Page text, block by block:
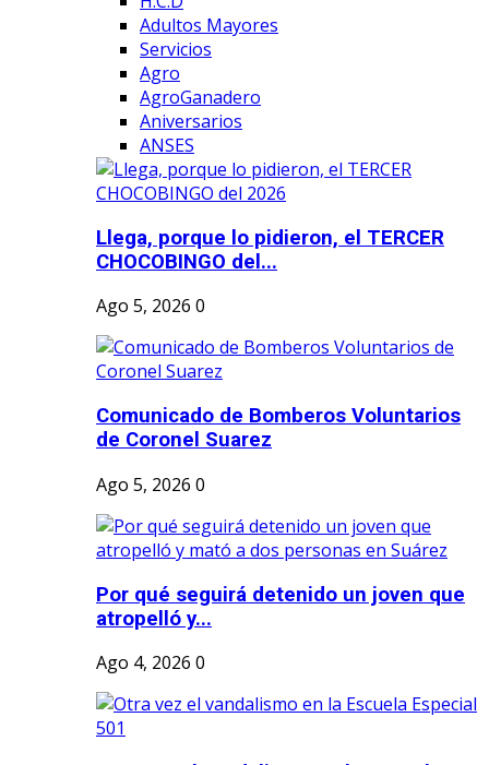
Adultos Mayores
Servicios
Agro
AgroGanadero
Aniversarios
ANSES
Llega, porque lo pidieron, el TERCER
CHOCOBINGO del...
Ago 5, 2026 0
Comunicado de Bomberos Voluntarios
de Coronel Suarez
Ago 5, 2026 0
Por qué seguirá detenido un joven que
atropelló y...
Ago 4, 2026 0